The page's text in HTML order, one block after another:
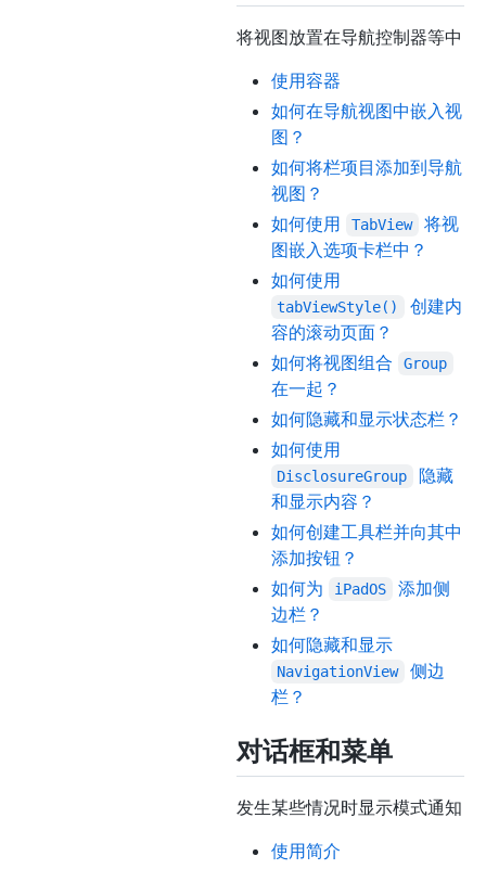
将视图放置在导航控制器等中
使用容器
如何在导航视图中嵌入视
图？
如何将栏项目添加到导航
视图？
如何使用
TabView
将视
图嵌入选项卡栏中？
如何使用
tabViewStyle()
创建内
容的滚动页面？
如何将视图组合
Group
在一起？
如何隐藏和显示状态栏？
如何使用
DisclosureGroup
隐藏
和显示内容？
如何创建工具栏并向其中
添加按钮？
如何为
iPadOS
添加侧
边栏？
如何隐藏和显示
NavigationView
侧边
栏？
对话框和菜单
发生某些情况时显示模式通知
使用简介